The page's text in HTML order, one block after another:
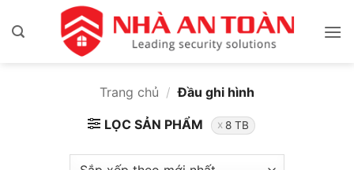
qua
Trang chủ / Đầu ghi hình
LỌC SẢN PHẨM 8 TB